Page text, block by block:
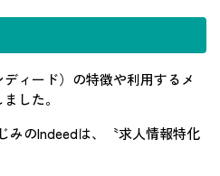
ィード）の特徴や利用するメ
した。
みのIndeedは、〝求人情報特化